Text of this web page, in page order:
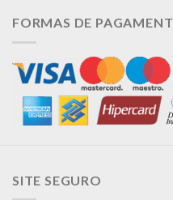
FORMAS DE
SITE SEGURO